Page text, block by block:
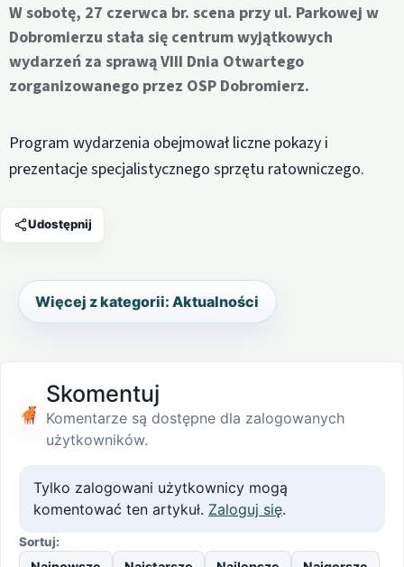
W sobotę, 27 czerwca br. scena przy ul. Parkowej w
Dobromierzu stała się centrum wyjątkowych
wydarzeń za sprawą VIII Dnia Otwartego
zorganizowanego przez OSP Dobromierz.
Program wydarzenia obejmował liczne pokazy i
prezentacje specjalistycznego sprzętu ratowniczego.
Udostępnij
Więcej z kategorii: Aktualności
Skomentuj
Komentarze są dostępne dla zalogowanych
użytkowników.
Tylko zalogowani użytkownicy mogą
komentować ten artykuł. Zaloguj się.
Sortuj: